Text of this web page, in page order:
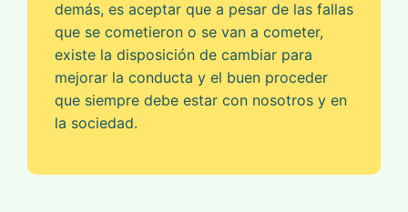
demás, es aceptar que a pesar de las fallas
que se cometieron o se van a cometer,
existe la disposición de cambiar para
mejorar la conducta y el buen proceder
que siempre debe estar con nosotros y en
la sociedad.